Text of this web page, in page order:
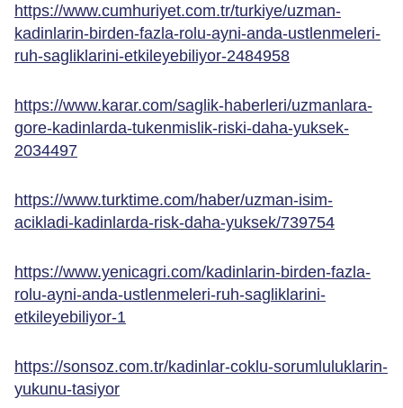
https://www.cumhuriyet.com.tr/turkiye/uzman-
kadinlarin-birden-fazla-rolu-ayni-anda-ustlenmeleri-
ruh-sagliklarini-etkileyebiliyor-2484958
https://www.karar.com/saglik-haberleri/uzmanlara-
gore-kadinlarda-tukenmislik-riski-daha-yuksek-
2034497
https://www.turktime.com/haber/uzman-isim-
acikladi-kadinlarda-risk-daha-yuksek/739754
https://www.yenicagri.com/kadinlarin-birden-fazla-
rolu-ayni-anda-ustlenmeleri-ruh-sagliklarini-
etkileyebiliyor-1
https://sonsoz.com.tr/kadinlar-coklu-sorumluluklarin-
yukunu-tasiyor